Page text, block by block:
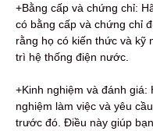
+Bằng cấp và chứng chỉ:
có bằng cấp và chứng chỉ
rằng họ có kiến thức và kỹ
trì hệ thống điện nước.
+Kinh nghiệm và đánh
nghiệm làm việc và yêu
trước đó. Điều này giúp